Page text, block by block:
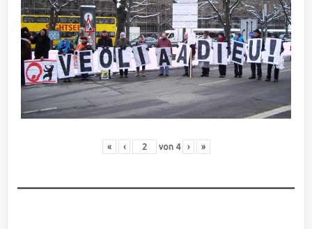
« ‹ von 4 › »